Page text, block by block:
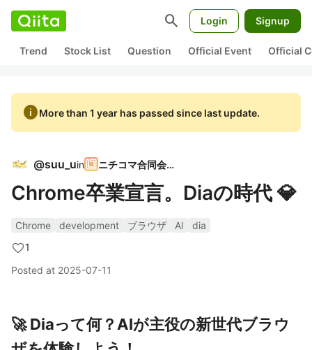
search Login Signup
Trend Stock List Question Official Event Official
infoMore than 1 year has passed since last update.
@suu_uin ニチコマ合同会社
Chrome卒業宣言。Diaの時代 💎
Chrome development ブラウザ AI
dia
1
Posted at 2025-07-11
🚀 Diaって何？AIが主役の新世代ブラウ